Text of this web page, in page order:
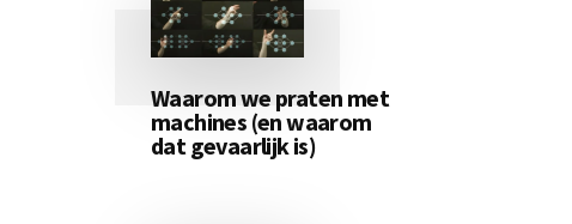
Waarom we praten met
machines (en waarom
dat gevaarlijk is)